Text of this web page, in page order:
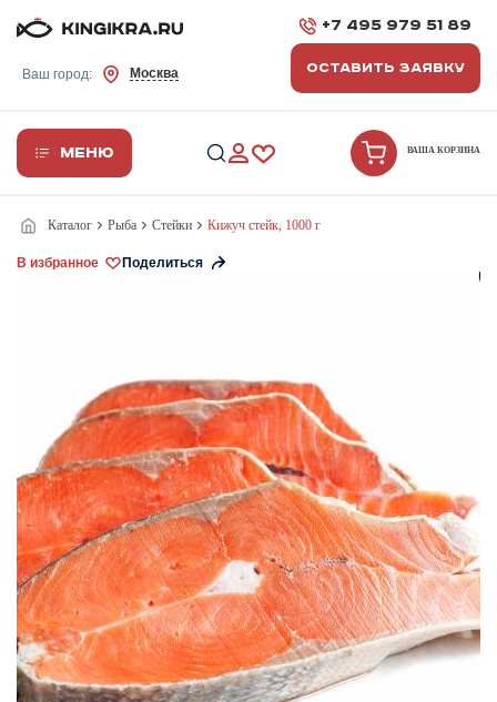
Ваш город: Москва
+7 495 979 51 89
ОСТАВИТЬ ЗАЯВКУ
Меню ВАША КОРЗИНА
Каталог Рыба Стейки Кижуч стейк, 1000 г
В избранное